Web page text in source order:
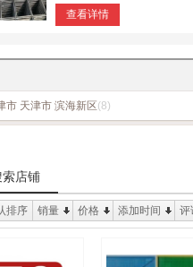
查看详情
特价：¥9.52
查看详情
市 天津市 滨海新区(8)
索店铺
排序 销量 价格 添加时间 评